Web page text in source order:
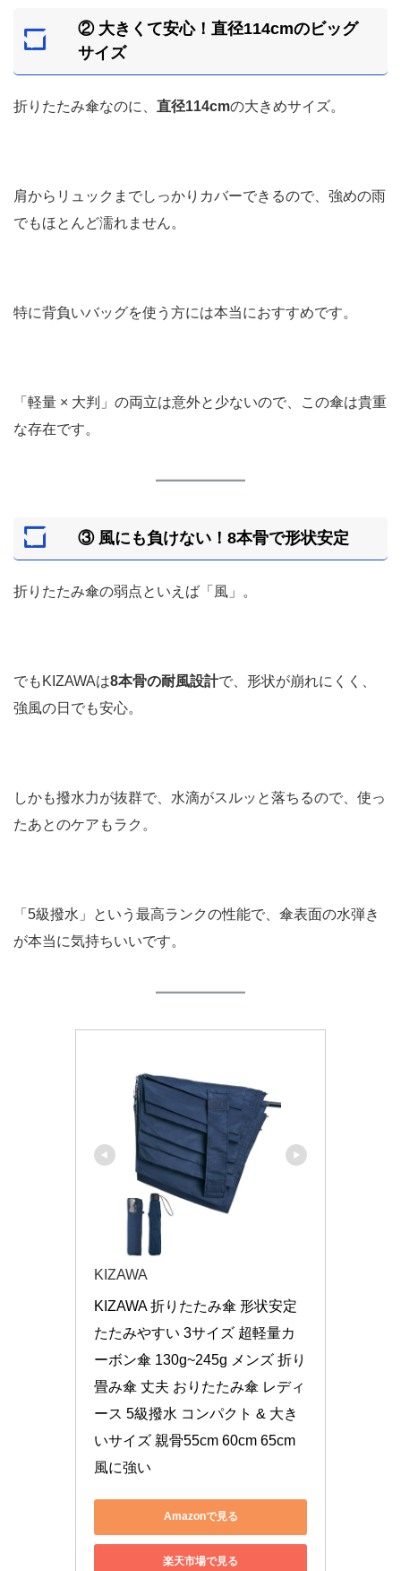
② 大きくて安心！直径114cmのビッグ
サイズ
折りたたみ傘なのに、 直径114cmの大きめサイズ。
肩からリュックまでしっかりカバーできるので、強めの雨
でもほとんど濡れません。
特に背負いバッグを使う方には本当におすすめです。
「軽量 × 大判」の両立は意外と少ないので、この傘は貴重
な存在です。
③ 風にも負けない！8本骨で形状安定
折りたたみ傘の弱点といえば「風」。
でもKIZAWAは8本骨の耐風設計で、形状が崩れにくく、
強風の日でも安心。
しかも撥水力が抜群で、水滴がスルッと落ちるので、使っ
たあとのケアもラク。
「5級撥水」という最高ランクの性能で、傘表面の水弾き
が本当に気持ちいいです。
KIZAWA
KIZAWA 折りたたみ傘 形状安定
たたみやすい 3サイズ 超軽量カ
ーボン傘 130g~245g メンズ 折り
畳み傘 丈夫 おりたたみ傘 レディ
ース 5級撥水 コンパクト & 大き
いサイズ 親骨55cm 60cm 65cm
風に強い
Amazonで見る
楽天市場で見る